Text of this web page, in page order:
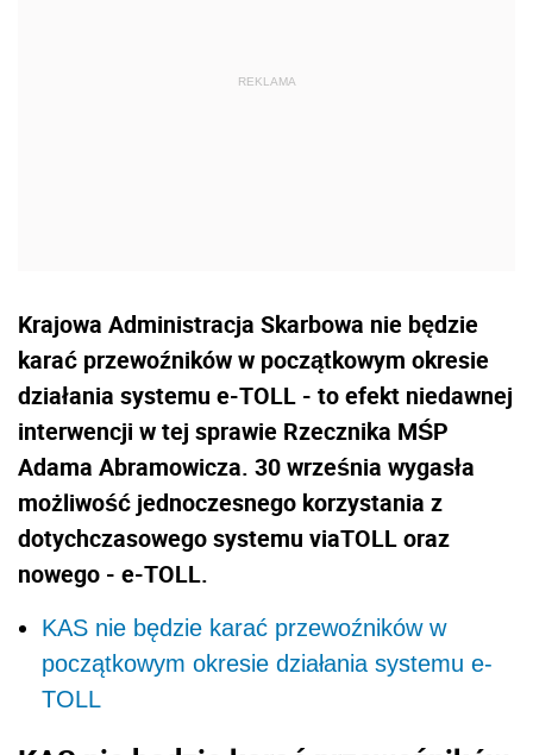
Krajowa Administracja Skarbowa nie będzie
karać przewoźników w początkowym okresie
działania systemu e-TOLL - to efekt niedawnej
interwencji w tej sprawie Rzecznika MŚP
Adama Abramowicza. 30 września wygasła
możliwość jednoczesnego korzystania z
dotychczasowego systemu viaTOLL oraz
nowego - e-TOLL.
KAS nie będzie karać przewoźników w
początkowym okresie działania systemu e-
TOLL